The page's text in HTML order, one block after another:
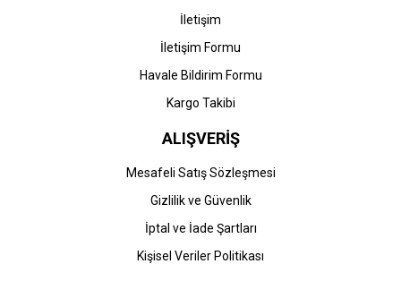
Gönder
İletişim
İletişim Formu
Havale Bildirim Formu
Kargo Takibi
ALIŞVERİŞ
Mesafeli Satış Sözleşmesi
Gizlilik ve Güvenlik
İptal ve İade Şartları
Kişisel Veriler Politikası